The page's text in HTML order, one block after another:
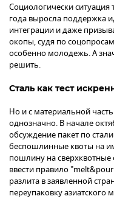
Социологически ситуация
года выросла поддержка
интеграции и даже
окопы, судя по
особенно молодежь. А
решить.
Сталь как тест
Но и с материальной
однозначно. В начале
обсуждение пакет по
беспошлинные квоты на
пошлину на
ввести правило
разлита в заявленной
переупаковку азиатского